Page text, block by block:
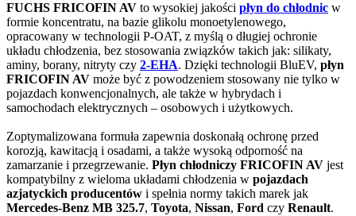
FUCHS FRICOFIN AV to wysokiej jakości płyn do chłodnic w
formie koncentratu, na bazie glikolu monoetylenowego,
opracowany w technologii P-OAT, z myślą o długiej ochronie
układu chłodzenia, bez stosowania związków takich jak: silikaty,
aminy, borany, nitryty czy 2-EHA. Dzięki technologii BluEV, płyn
FRICOFIN AV może być z powodzeniem stosowany nie tylko w
pojazdach konwencjonalnych, ale także w hybrydach i
samochodach elektrycznych – osobowych i użytkowych.
Zoptymalizowana formuła zapewnia doskonałą ochronę przed
korozją, kawitacją i osadami, a także wysoką odporność na
zamarzanie i przegrzewanie. Płyn chłodniczy FRICOFIN AV jest
kompatybilny z wieloma układami chłodzenia w pojazdach
azjatyckich producentów i spełnia normy takich marek jak
Mercedes-Benz MB 325.7, Toyota, Nissan, Ford czy Renault.